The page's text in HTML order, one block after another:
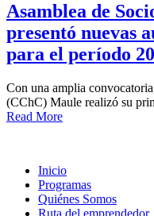
Asamblea de
presentó nuevas
para el período
Con una amplia
(CChC) Maule realizó su
Read More
Inicio
Programas
Quiénes Somos